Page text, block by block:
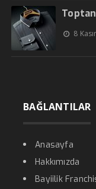
8
BAĞLANTILAR
Anasayfa
Hakkımızda
Bayiilik